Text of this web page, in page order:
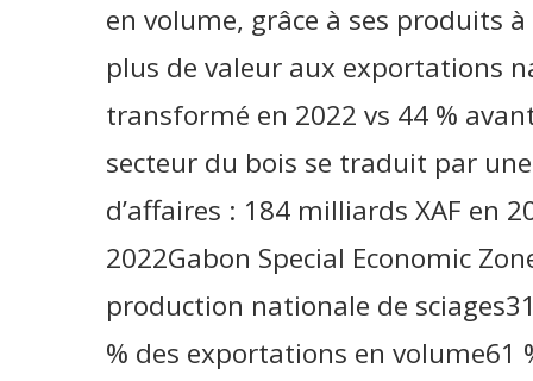
en volume, grâce à ses produits
plus de valeur aux exportations
transformé en 2022 vs 44 %
secteur du bois se traduit par
d’affaires : 184 milliards XAF en
2022Gabon Special Economic
production nationale de
% des exportations en volume61